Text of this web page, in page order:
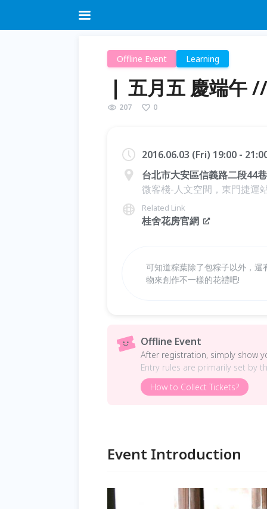
Offline Event Learning
❘ 五月五 慶端午
207 0
2016.06.03 (Fri) 19:00 -
台北市大安區信義路二段44
微客棧-人文空間，東門捷運
Related Link
桂舍花房官網
可知道粽葉除了包粽子以外，
物來創作不一樣的花禮吧!
Offline Event
After registration, simply show
Entry rules are primarily set by
How to Collect Tickets?
Event Introduction